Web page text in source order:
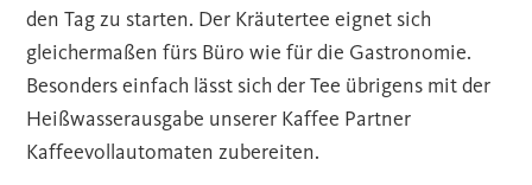
den Tag zu starten. Der Kräutertee eignet sich
gleichermaßen fürs Büro wie für die Gastronomie.
Besonders einfach lässt sich der Tee übrigens mit der
Heißwasserausgabe unserer Kaffee Partner
Kaffeevollautomaten zubereiten.